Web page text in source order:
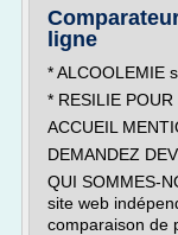
ligne
* ALCOOLEMIE
* RESILIE POUR
ACCUEIL
DEMANDEZ
QUI SOMMES-
site web
comparaison de